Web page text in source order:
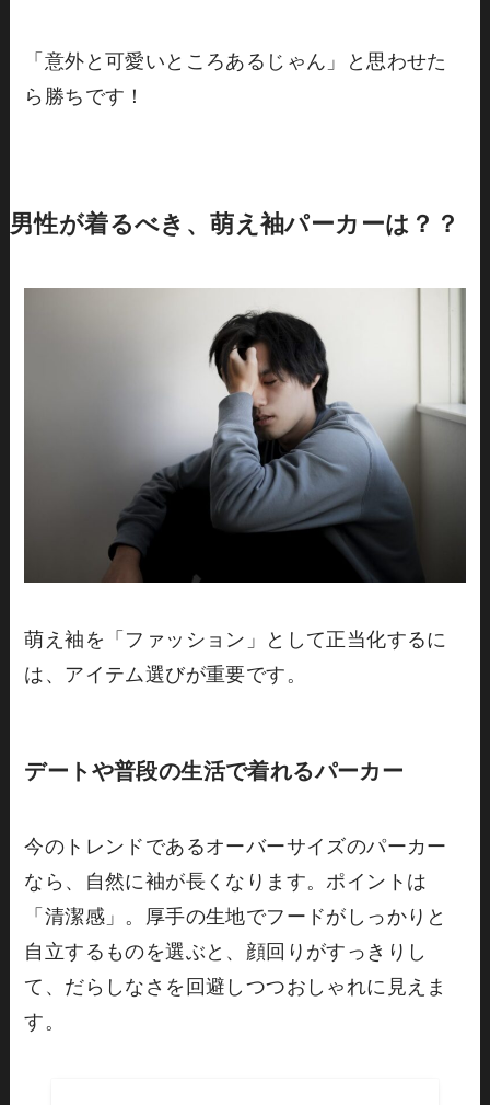
「意外と可愛いところあるじゃん」と思わせた
ら勝ちです！
男性が着るべき、萌え袖パーカーは？？
萌え袖を「ファッション」として正当化するに
は、アイテム選びが重要です。
デートや普段の生活で着れるパーカー
今のトレンドであるオーバーサイズのパーカー
なら、自然に袖が長くなります。ポイントは
「清潔感」。厚手の生地でフードがしっかりと
自立するものを選ぶと、顔回りがすっきりし
て、だらしなさを回避しつつおしゃれに見えま
す。